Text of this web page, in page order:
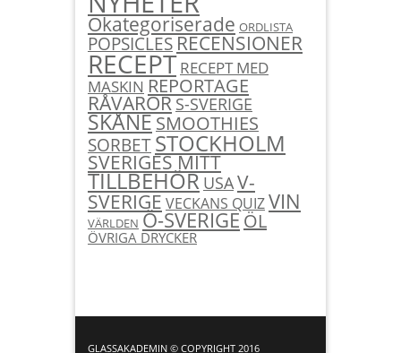
Okategoriserade ORDLISTA
POPSICLESRECENSIONER
RECEPT RECEPT MED
MASKIN REPORTAGE
RÅVARORS-SVERIGE
SKÅNESMOOTHIES
SORBETSTOCKHOLM
SVERIGES MITT
TILLBEHÖR USAV-
SVERIGEVECKANS QUIZVIN
VÄRLDEN Ö-SVERIGEÖL
ÖVRIGA DRYCKER
GLASSAKADEMIN © COPYRIGHT 2016